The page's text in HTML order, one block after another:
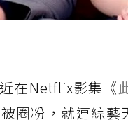
在Netflix影集《
圈粉，就連綜藝